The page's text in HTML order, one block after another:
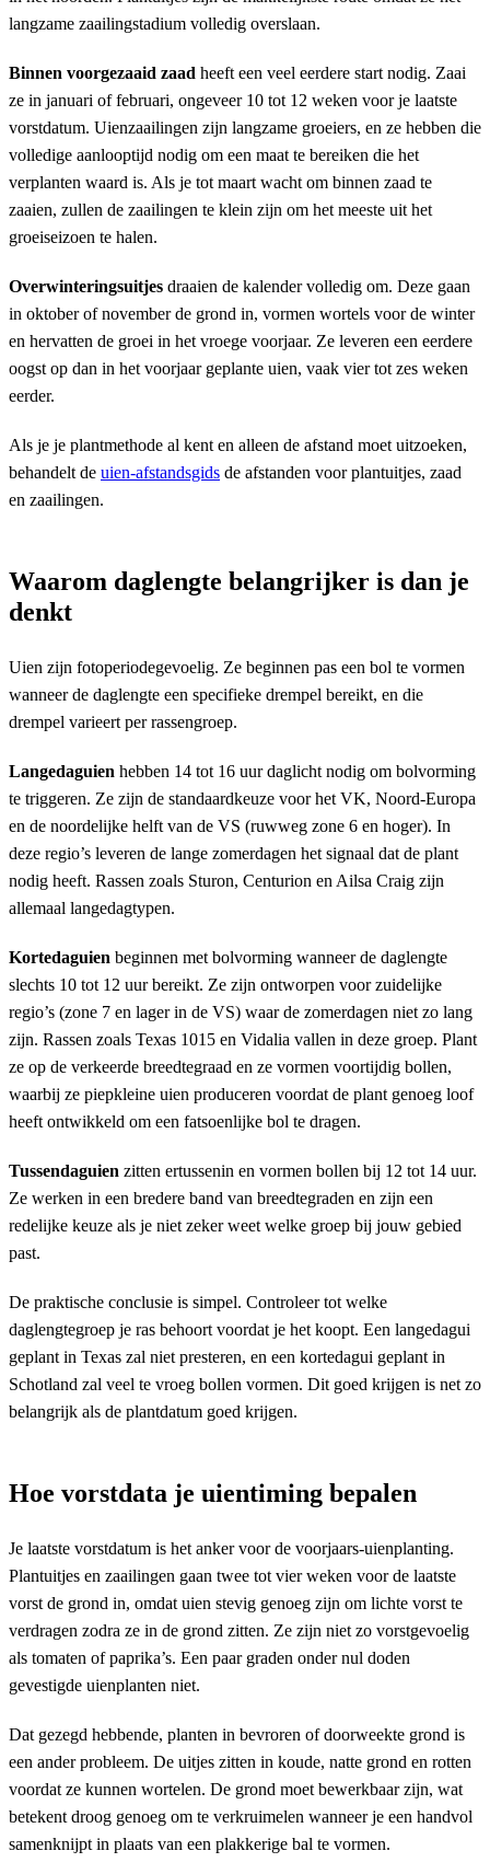
langzame zaailingstadium volledig overslaan.
Binnen voorgezaaid zaad heeft een veel eerdere start nodig. Zaai
ze in januari of februari, ongeveer 10 tot 12 weken voor je laatste
vorstdatum. Uienzaailingen zijn langzame groeiers, en ze hebben die
volledige aanlooptijd nodig om een maat te bereiken die het
verplanten waard is. Als je tot maart wacht om binnen zaad te
zaaien, zullen de zaailingen te klein zijn om het meeste uit het
groeiseizoen te halen.
Overwinteringsuitjes draaien de kalender volledig om. Deze gaan
in oktober of november de grond in, vormen wortels voor de winter
en hervatten de groei in het vroege voorjaar. Ze leveren een eerdere
oogst op dan in het voorjaar geplante uien, vaak vier tot zes weken
eerder.
Als je je plantmethode al kent en alleen de afstand moet uitzoeken,
behandelt de uien-afstandsgids de afstanden voor plantuitjes, zaad
en zaailingen.
Waarom daglengte belangrijker is dan je
denkt
Uien zijn fotoperiodegevoelig. Ze beginnen pas een bol te vormen
wanneer de daglengte een specifieke drempel bereikt, en die
drempel varieert per rassengroep.
Langedaguien hebben 14 tot 16 uur daglicht nodig om bolvorming
te triggeren. Ze zijn de standaardkeuze voor het VK, Noord-Europa
en de noordelijke helft van de VS (ruwweg zone 6 en hoger). In
deze regio’s leveren de lange zomerdagen het signaal dat de plant
nodig heeft. Rassen zoals Sturon, Centurion en Ailsa Craig zijn
allemaal langedagtypen.
Kortedaguien beginnen met bolvorming wanneer de daglengte
slechts 10 tot 12 uur bereikt. Ze zijn ontworpen voor zuidelijke
regio’s (zone 7 en lager in de VS) waar de zomerdagen niet zo lang
zijn. Rassen zoals Texas 1015 en Vidalia vallen in deze groep. Plant
ze op de verkeerde breedtegraad en ze vormen voortijdig bollen,
waarbij ze piepkleine uien produceren voordat de plant genoeg loof
heeft ontwikkeld om een fatsoenlijke bol te dragen.
Tussendaguien zitten ertussenin en vormen bollen bij 12 tot 14 uur.
Ze werken in een bredere band van breedtegraden en zijn een
redelijke keuze als je niet zeker weet welke groep bij jouw gebied
past.
De praktische conclusie is simpel. Controleer tot welke
daglengtegroep je ras behoort voordat je het koopt. Een langedagui
geplant in Texas zal niet presteren, en een kortedagui geplant in
Schotland zal veel te vroeg bollen vormen. Dit goed krijgen is net zo
belangrijk als de plantdatum goed krijgen.
Hoe vorstdata je uientiming bepalen
Je laatste vorstdatum is het anker voor de voorjaars-uienplanting.
Plantuitjes en zaailingen gaan twee tot vier weken voor de laatste
vorst de grond in, omdat uien stevig genoeg zijn om lichte vorst te
verdragen zodra ze in de grond zitten. Ze zijn niet zo vorstgevoelig
als tomaten of paprika’s. Een paar graden onder nul doden
gevestigde uienplanten niet.
Dat gezegd hebbende, planten in bevroren of doorweekte grond is
een ander probleem. De uitjes zitten in koude, natte grond en rotten
voordat ze kunnen wortelen. De grond moet bewerkbaar zijn, wat
betekent droog genoeg om te verkruimelen wanneer je een handvol
samenknijpt in plaats van een plakkerige bal te vormen.